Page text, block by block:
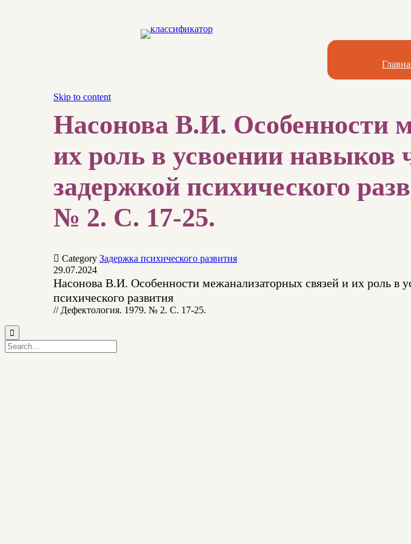
Skip to content
Насонова В.И. Особенности
их роль в усвоении навыков
задержкой психического
№ 2. С. 17-25.
 Category Задержка психического развития
29.07.2024
Насонова В.И. Особенности межанализаторных связей и их роль в
психического развития
// Дефектология. 1979. № 2. С. 17-25.
